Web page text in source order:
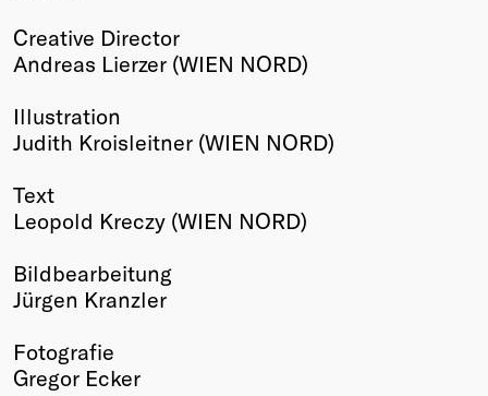
Creative Director
Andreas Lierzer (WIEN NORD)
Illustration
Judith Kroisleitner (WIEN NORD)
Text
Leopold Kreczy (WIEN NORD)
Bildbearbeitung
Jürgen Kranzler
Fotografie
Gregor Ecker